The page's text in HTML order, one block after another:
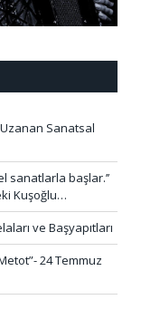
Uzanan Sanatsal
sanatlarla başlar.’’
Kuşoğlu…
ve Başyapıtları
24 Temmuz